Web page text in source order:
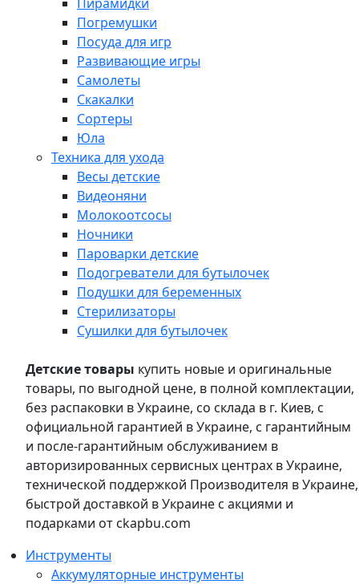
Погремушки
Посуда для игр
Развивающие игры
Самолеты
Скакалки
Сортеры
Юла
Техника для ухода
Весы детские
Видеоняни
Молокоотсосы
Ночники
Пароварки детские
Подогреватели для бутылочек
Подушки для беременных
Стерилизаторы
Сушилки для бутылочек
Детские товары купить новые и оригинальные
товары, по выгодной цене, в полной комплектации,
без распаковки в Украине, со склада в г. Киев, с
официальной гарантией в Украине, с гарантийным
и после-гарантийным обслуживанием в
авторизированных сервисных центрах в Украине,
технической поддержкой Производителя в Украине,
быстрой доставкой в Украине с акциями и
подарками от ckapbu.com
Инструменты
Аккумуляторные инструменты